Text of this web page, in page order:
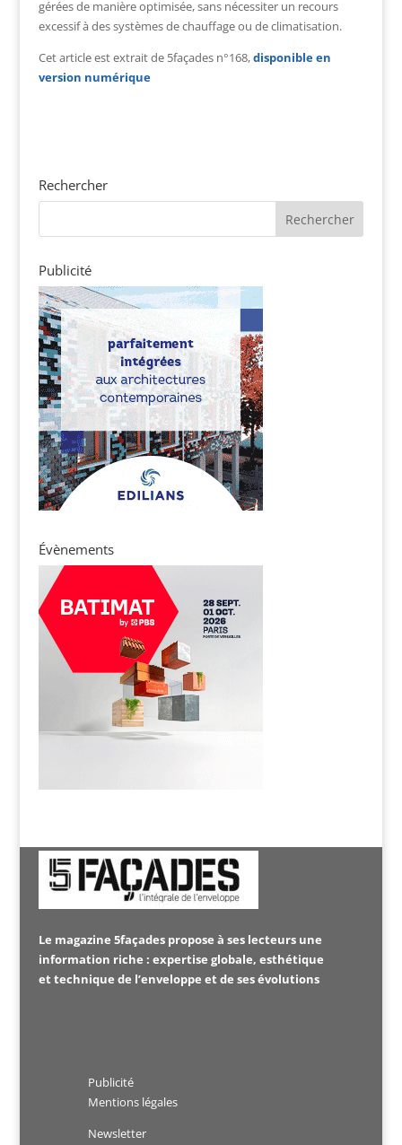
gérées de manière optimisée, sans nécessiter un recours
excessif à des systèmes de chauffage ou de climatisation.
Cet article est extrait de 5façades n°168,disponible en
version numérique
Rechercher
Publicité
Évènements
Le magazine 5façades propose à ses lecteurs une
information riche : expertise globale, esthétique
et technique de l’enveloppe et de ses évolutions
Publicité
Mentions légales
Newsletter